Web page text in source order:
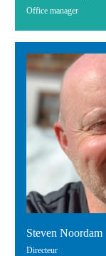
Office manager
Steven Noordam
Directeur